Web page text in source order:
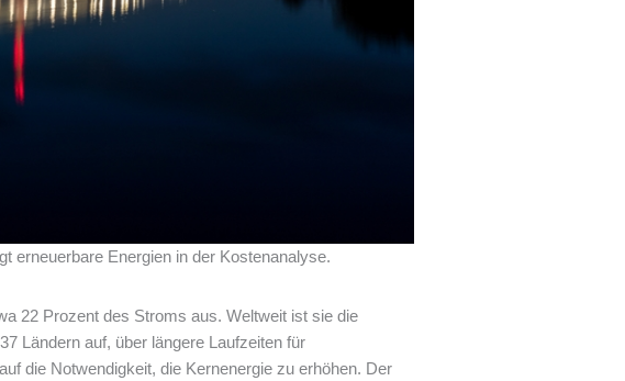
erneuerbare Energien in der Kostenanalyse.
22 Prozent des Stroms aus. Weltweit ist sie die
Ländern auf, über längere Laufzeiten für
die Notwendigkeit, die Kernenergie zu erhöhen. Der